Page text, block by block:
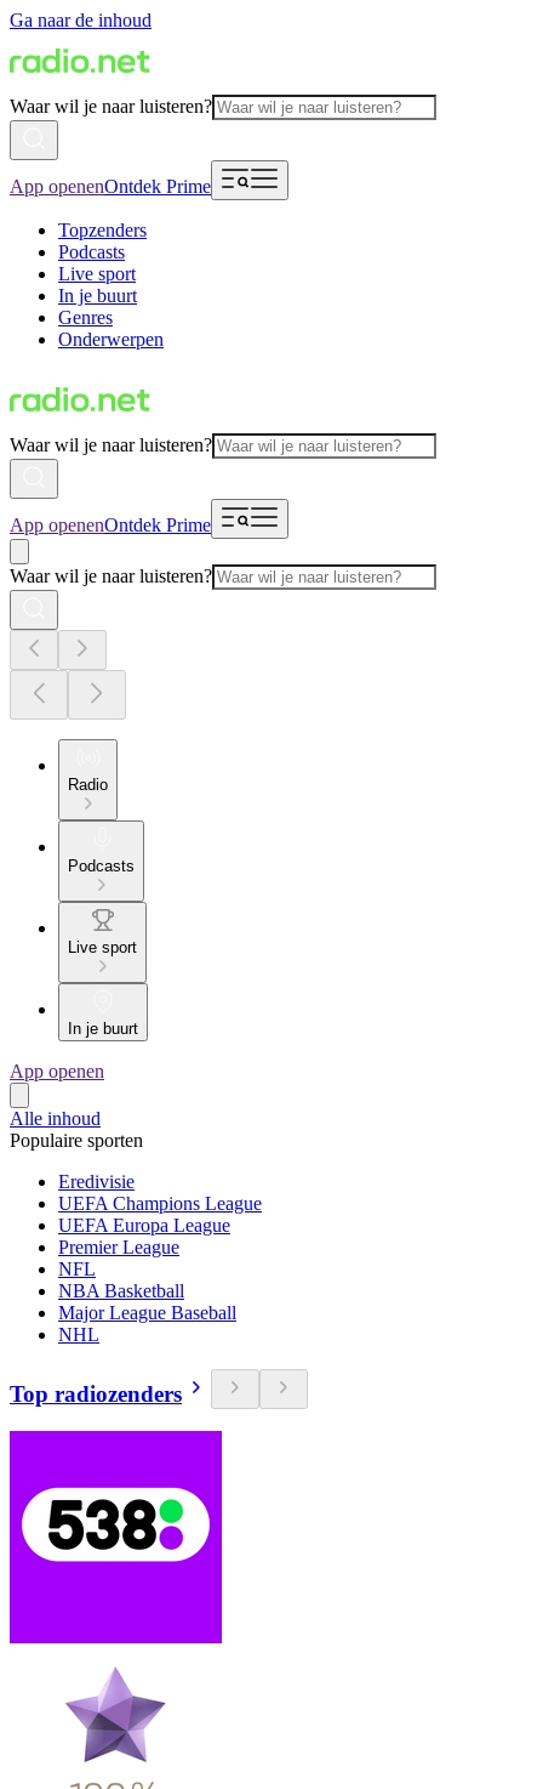
Ga naar de inhoud
Waar wil je naar luisteren?
App openenOntdek Prime
Topzenders
Podcasts
Live sport
In je buurt
Genres
Onderwerpen
Waar wil je naar luisteren?
App openenOntdek Prime
Waar wil je naar luisteren?
Radio
Podcasts
Live sport
In je buurt
App openen
Alle inhoud
Populaire sporten
Eredivisie
UEFA Champions League
UEFA Europa League
Premier League
NFL
NBA Basketball
Major League Baseball
NHL
Top radiozenders